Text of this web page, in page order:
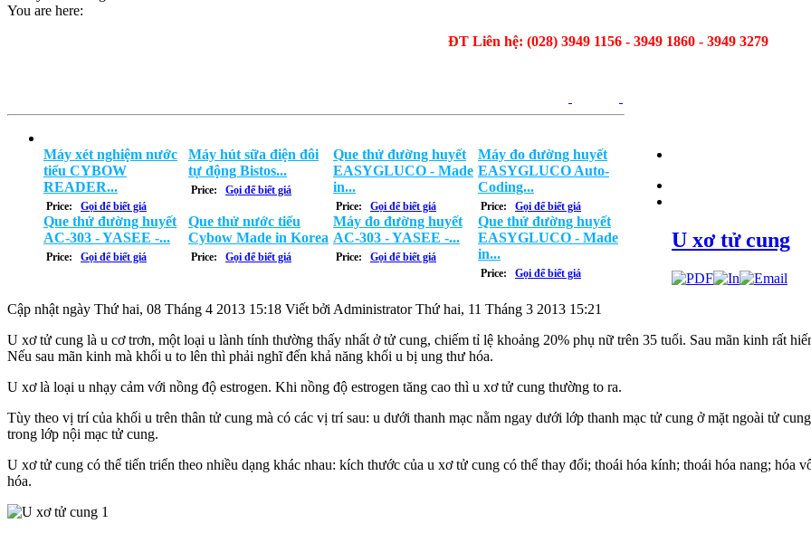
You are here:
ĐT Liên hệ: (028) 3949 1156 - 3949 1860 - 3949 3279
Máy xét nghiệm nước
tiểu CYBOW
READER...
Price: Gọi để biết giá
Máy hút sữa điện đôi
tự động Bistos...
Price: Gọi để biết giá
Que thử đường huyết
EASYGLUCO - Made
in...
Price: Gọi để biết giá
Máy đo đường huyết
EASYGLUCO Auto-
Coding...
Price: Gọi để biết giá
Que thử đường huyết
AC-303 - YASEE -...
Price: Gọi để biết giá
Que thử nước tiểu
Cybow Made in Korea
Price: Gọi để biết giá
Máy đo đường huyết
AC-303 - YASEE -...
Price: Gọi để biết giá
Que thử đường huyết
EASYGLUCO - Made
in...
Price: Gọi để biết giá
U xơ tử cung
Cập nhật ngày Thứ hai, 08 Tháng 4 2013 15:18 Viết bởi AdministratorThứ hai, 11 Tháng 3 2013 15:21
U xơ tử cung là u cơ trơn, một loại u lành tính thường thấy nhất ở tử cung, chiếm tỉ lệ khoảng 20% phụ nữ trên 35 tuổi. Sau mãn kinh rất
Nếu sau mãn kinh mà khối u to lên thì phải nghĩ đến khả năng khối u bị ung thư hóa.
U xơ là loại u nhạy cảm với nồng độ estrogen. Khi nồng độ estrogen tăng cao thì u xơ tử cung thường to ra.
Tùy theo vị trí của khối u trên thân tử cung mà có các vị trí sau: u dưới thanh mạc nằm ngay dưới lớp thanh mạc tử cung ở mặt ngoài tử
trong lớp nội mạc tử cung.
U xơ tử cung có thể tiến triển theo nhiều dạng khác nhau: kích thước của u xơ tử cung có thể thay đổi; thoái hóa kính; thoái hóa nang; hóa
hóa.